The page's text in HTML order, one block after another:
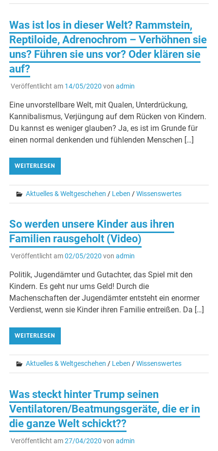
Was ist los in dieser Welt? Rammstein,
Reptiloide, Adrenochrom – Verhöhnen sie
uns? Führen sie uns vor? Oder klären sie
auf?
Veröffentlicht am 14/05/2020 von admin
Eine unvorstellbare Welt, mit Qualen, Unterdrückung,
Kannibalismus, Verjüngung auf dem Rücken von Kindern.
Du kannst es weniger glauben? Ja, es ist im Grunde für
einen normal denkenden und fühlenden Menschen […]
WEITERLESEN
Aktuelles & Weltgeschehen / Leben /Wissenswertes
So werden unsere Kinder aus ihren
Familien rausgeholt (Video)
Veröffentlicht am02/05/2020 von admin
Politik, Jugendämter und Gutachter, das Spiel mit den
Kindern. Es geht nur ums Geld! Durch die
Machenschaften der Jugendämter entsteht ein enormer
Verdienst, wenn sie Kinder ihren Familie entreißen. Da […]
WEITERLESEN
Aktuelles & Weltgeschehen / Leben /Wissenswertes
Was steckt hinter Trump seinen
Ventilatoren/Beatmungsgeräte, die er in
die ganze Welt schickt??
Veröffentlicht am27/04/2020 von admin